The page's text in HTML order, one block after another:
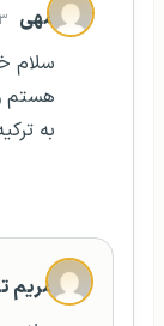
مَهی ۳ سال پیش
سلام
هستم
به
مریم